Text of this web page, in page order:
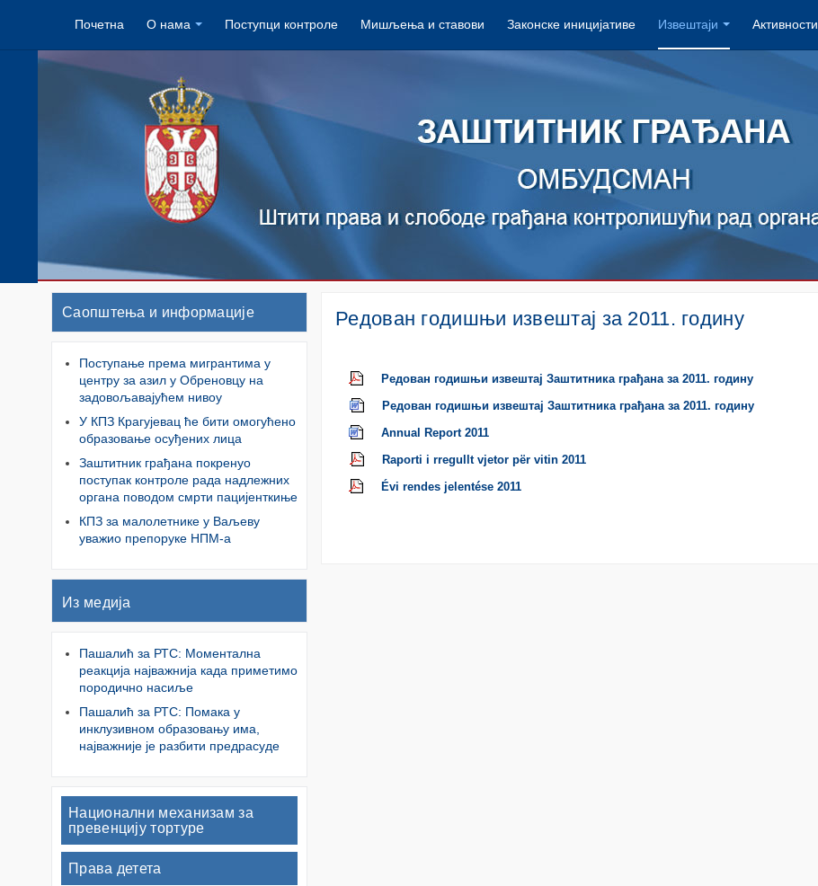
Почетна О нама Поступци контроле Мишљења и ставови Законске иницијативе Извештаји Активности
Редован годишњи извештај за 2011. годину
Редован годишњи извештај Заштитника грађана за 2011. годину
Редован годишњи извештај Заштитника грађана за 2011. годину
Annual Report 2011
Raporti i rregullt vjetor për vitin 2011
Évi rendes jelentése 2011
Саопштења и информације
Поступање према мигрантима у
центру за азил у Обреновцу на
задовољавајућем нивоу
У КПЗ Крагујевац ће бити омогућено
образовање осуђених лица
Заштитник грађана покренуо
поступак контроле рада надлежних
органа поводом смрти пацијенткиње
КПЗ за малолетнике у Ваљеву
уважио препоруке НПМ-а
Из медија
Пашалић за РТС: Моментална
реакција најважнија када приметимо
породично насиље
Пашалић за РТС: Помака у
инклузивном образовању има,
најважније је разбити предрасуде
Национални механизам за
превенцију тортуре
Права детета